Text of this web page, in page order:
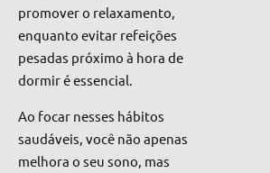
promover o relaxamento,
enquanto evitar refeições
pesadas próximo à hora de
dormir é essencial.
Ao focar nesses hábitos
saudáveis, você não apenas
melhora o seu sono, mas